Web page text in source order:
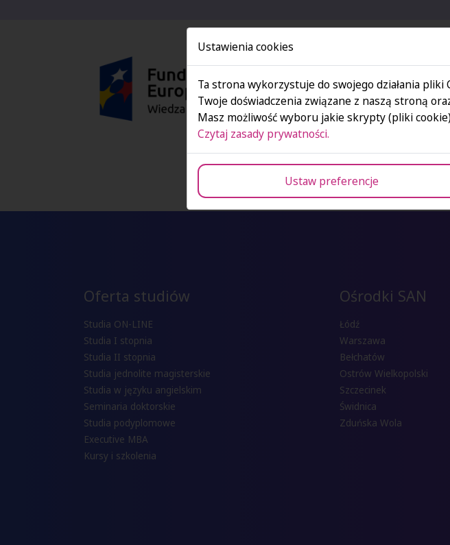
Oferta studiów
Studia ON-LINE
Studia I stopnia
Studia II stopnia
Studia jednolite magisterskie
Studia w języku angielskim
Seminaria doktorskie
Studia podyplomowe
Executive MBA
Kursy i szkolenia
Ośrodki SAN
Łódź
Warszawa
Bełchatów
Ostrów Wielkopolski
Szczecinek
Świdnica
Zduńska Wola
Ustawienia cookies
Ta strona wykorzystuje do swojego działania
Twoje doświadczenia związane z naszą stroną
Masz możliwość wyboru jakie skrypty (pliki
Czytaj zasady prywatności.
Ustaw preferencje